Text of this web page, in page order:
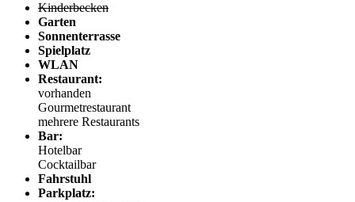
Kinderbecken
Garten
Sonnenterrasse
Spielplatz
WLAN
Restaurant:
vorhanden
Gourmetrestaurant
mehrere Restaurants
Bar:
Hotelbar
Cocktailbar
Fahrstuhl
Parkplatz: